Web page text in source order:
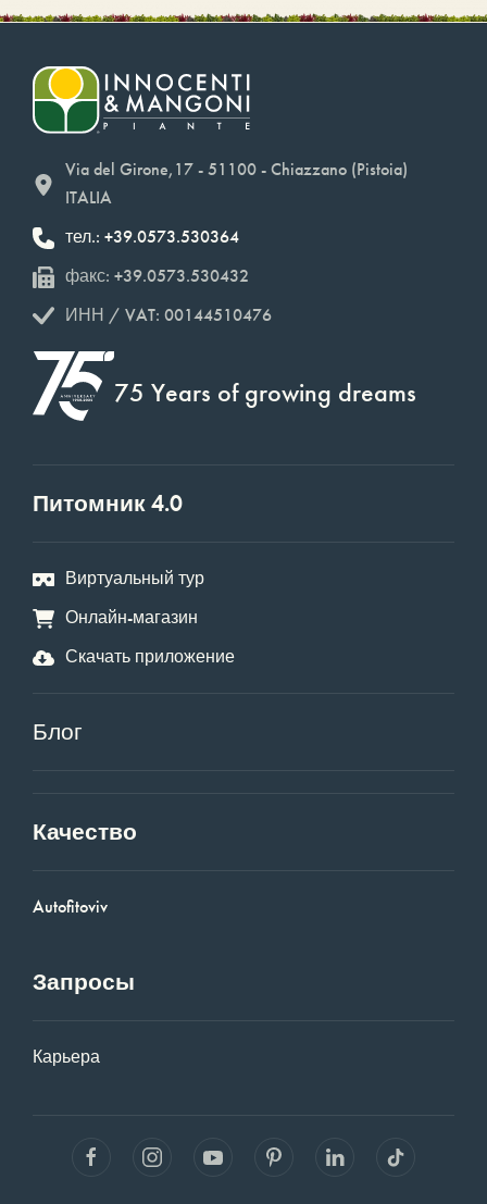
Via del Girone,17 - 51100 - Chiazzano (Pistoia)
ITALIA
тел.: +39.0573.530364
факс: +39.0573.530432
ИНН / VAT: 00144510476
75 Years of growing dreams
Питомник 4.0
Виртуальный тур
Онлайн-магазин
Скачать приложение
Блог
Качество
Autofitoviv
Запросы
Карьера